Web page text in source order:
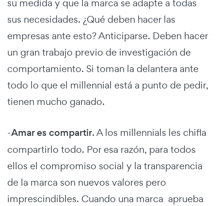
su medida y que la marca se adapte a todas
sus necesidades. ¿Qué deben hacer las
empresas ante esto? Anticiparse. Deben hacer
un gran trabajo previo de investigación de
comportamiento. Si toman la delantera ante
todo lo que el millennial está a punto de pedir,
tienen mucho ganado.
-Amar es compartir. A los millennials les chifla
compartirlo todo. Por esa razón, para todos
ellos el compromiso social y la transparencia
de la marca son nuevos valores pero
imprescindibles. Cuando una marca aprueba